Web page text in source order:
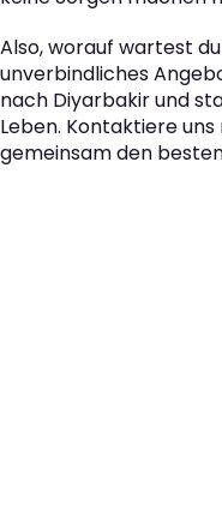
Also, worauf wartest
unverbindliches
nach Diyarbakir und
Leben. Kontaktiere
gemeinsam den